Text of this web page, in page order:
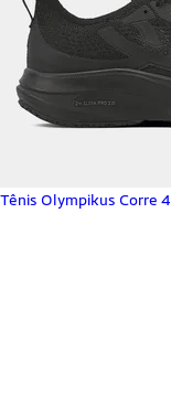
Tênis Olympikus Corre 4